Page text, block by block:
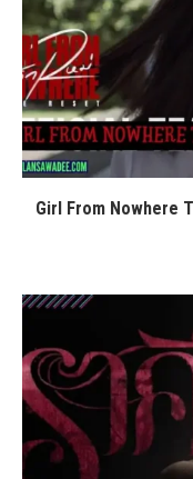
Girl From Nowhere